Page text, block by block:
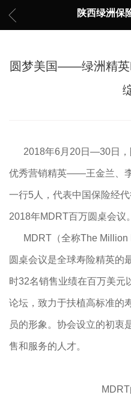
陕西绿洲保
圆梦美国——绿洲精英
2018年6月20日—30日，
优秀营销精英——王金兰、
一行5人，代表中国保险经
2018年MDRT百万圆桌会议。
MDRT（全称The Million
圆桌会议是全球寿险精英的
时32名销售业绩在百万美元
论坛，致力于扶植高标准的
员的形象。协会设立的初衷
售和服务的人才。
MDRT